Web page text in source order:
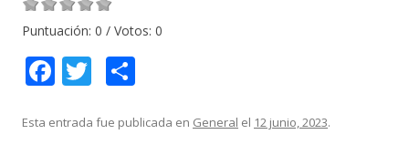
Puntuación: 0 / Votos: 0
F
e
T
itt m
Esta entrada fue publicada en General el 12 junio, 2023.